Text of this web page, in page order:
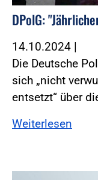
DPolG:
14.10.2024 |
Die Deutsche
sich „nicht
entsetzt“ über
Weiterlesen